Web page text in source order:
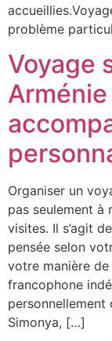
problème
Voyage
Organiser un
pas seulement à
visites. Il s’agit
pensée selon
votre manière
francophone
personnellement
Simonya, […]